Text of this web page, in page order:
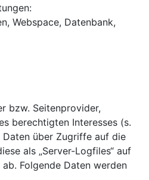
Webspace, Datenbank,
bzw. Seitenprovider,
berechtigten Interesses (s.
Daten über Zugriffe auf die
als „Server-Logfiles“ auf
Folgende Daten werden